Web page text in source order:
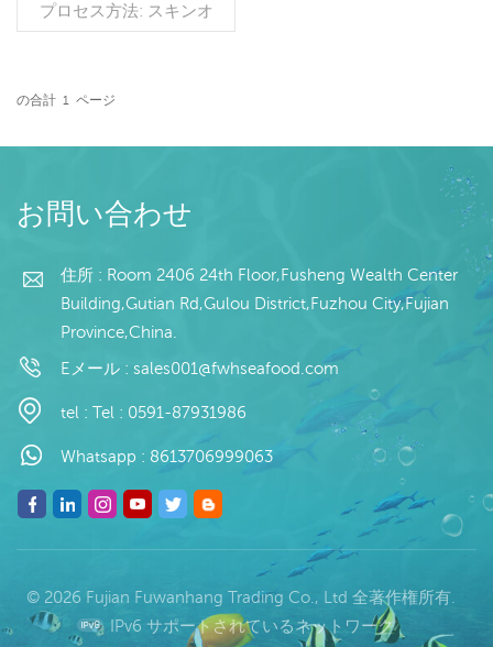
プロセス方法: スキンオ
フ、無酸 荷姿： 内装用ポ
月 原産地： 中国福建省
の合計 1 ページ
お問い合わせ
住所 : Room 2406 24th Floor,Fusheng Wealth Center
Building,Gutian Rd,Gulou District,Fuzhou City,Fujian
Province,China.
Eメール : sales001@fwhseafood.com
tel : Tel : 0591-87931986
Whatsapp : 8613706999063
© 2026 Fujian Fuwanhang Trading Co., Ltd 全著作権所有.
IPv6 サポートされているネットワーク